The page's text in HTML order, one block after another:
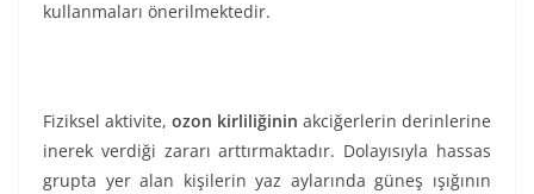
kullanmaları önerilmektedir.
Fiziksel aktivite, ozon kirliliğinin akciğerlerin derinlerine
inerek verdiği zararı arttırmaktadır. Dolayısıyla hassas
grupta yer alan kişilerin yaz aylarında güneş ışığının